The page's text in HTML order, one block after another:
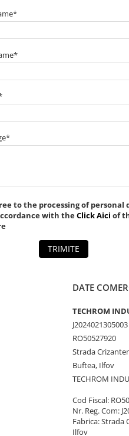
to the processing of personal
with theClick Aici of
TRIMITE
DATE
TECHROM
J2024021305003
RO50527920
Strada
Buftea, Ilfov
TECHROM
Cod Fiscal:
Nr. Reg. Com:
Fabrica: Strada
Ilfov